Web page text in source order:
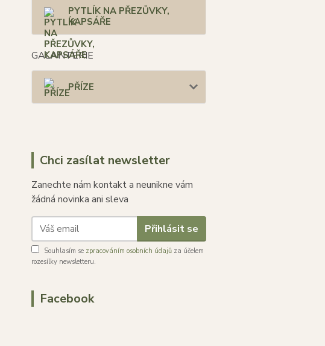
PYTLÍK NA PŘEZŮVKY,
KAPSÁŘE
GALANTERIE
PŘÍZE
Chci zasílat newsletter
Zanechte nám kontakt a neunikne vám
žádná novinka ani sleva
Přihlásit se
Souhlasím se zpracováním osobních údajů za účelem
rozesílky newsletteru.
Facebook